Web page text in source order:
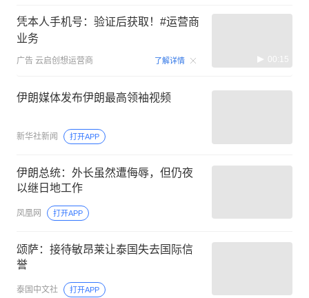
凭本人手机号：验证后获取！#运营商
业务
广告 云启创想运营商 了解详情 00:15
伊朗媒体发布伊朗最高领袖视频
新华社新闻 打开APP
伊朗总统：外长虽然遭侮辱，但仍夜
以继日地工作
凤凰网 打开APP
颂萨：接待敏昂莱让泰国失去国际信
誉
泰国中文社 打开APP